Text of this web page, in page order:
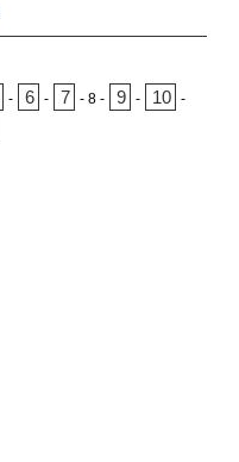
- 6 - 7 -8 - 9 - 10 -